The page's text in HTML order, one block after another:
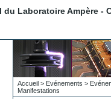
Laboratoire Ampère -
Accueil > Evénements >
Manifestations